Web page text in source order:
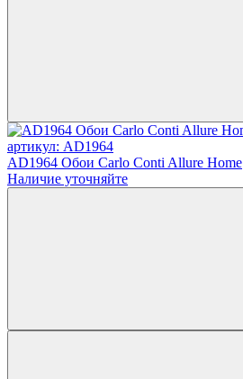
артикул: AD1964
AD1964 Обои Carlo Conti Allure Home
Наличие уточняйте